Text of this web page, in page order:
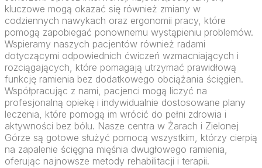
kluczowe mogą okazać się również zmiany w
codziennych nawykach oraz ergonomii pracy, które
pomogą zapobiegać ponownemu wystąpieniu problemów.
Wspieramy naszych pacjentów również radami
dotyczącymi odpowiednich ćwiczeń wzmacniających i
rozciągających, które pomagają utrzymać prawidłową
funkcję ramienia bez dodatkowego obciążania ścięgien.
Współpracując z nami, pacjenci mogą liczyć na
profesjonalną opiekę i indywidualnie dostosowane plany
leczenia, które pomogą im wrócić do pełni zdrowia i
aktywności bez bólu. Nasze centra w Żarach i Zielonej
Górze są gotowe służyć pomocą wszystkim, którzy cierpią
na zapalenie ścięgna mięśnia dwugłowego ramienia,
oferując najnowsze metody rehabilitacji i terapii.